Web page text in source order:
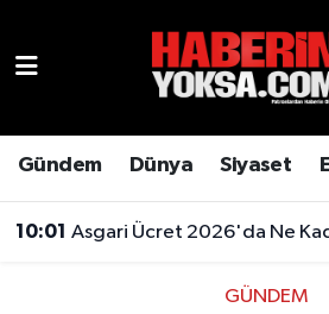
Gündem Dünya Siyaset
10:01 Asgari Ücret 2026'da Ne Kadar
GÜNDEM
Hava Durumu